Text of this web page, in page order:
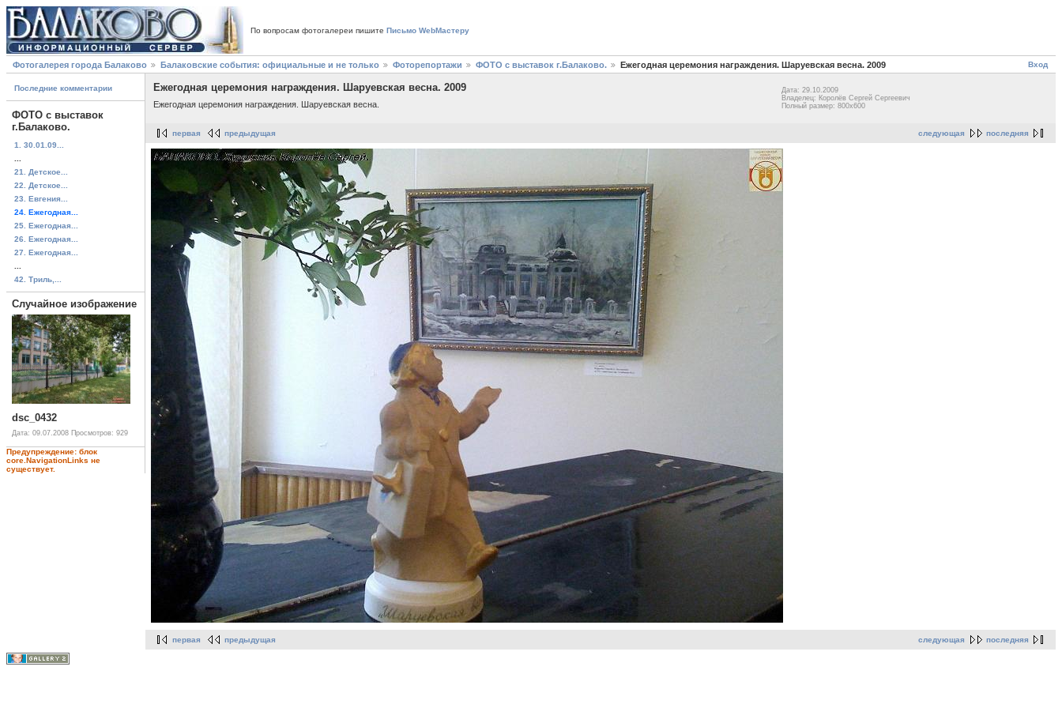
По вопросам фотогалереи пишите Письмо WebМастеру
Вход
Фотогалерея города Балаково Балаковские события: официальные и не только Фоторепортажи ФОТО с выставок г.Балаково. Ежегодная церемония награждения. Шаруевская весна. 2009
Последние комментарии
ФОТО с выставок
г.Балаково.
1. 30.01.09...
21. Детское...
22. Детское...
23. Евгения...
24. Ежегодная...
25. Ежегодная...
26. Ежегодная...
27. Ежегодная...
42. Триль,...
Случайное изображение
dsc_0432
Дата: 09.07.2008 Просмотров: 929
Предупреждение: блок
core.NavigationLinks не
существует.
Ежегодная церемония награждения. Шаруевская весна. 2009
Ежегодная церемония награждения. Шаруевская весна.
Дата: 29.10.2009
Владелец: Королёв Сергей Сергеевич
Полный размер: 800x600
следующая последняя
первая предыдущая
следующая последняя
первая предыдущая